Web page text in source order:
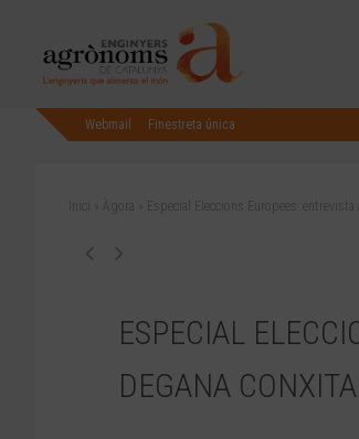
Webmail Finestreta única
Inici Àgora Especial Eleccions Europees:
ESPECIAL
DEGANA